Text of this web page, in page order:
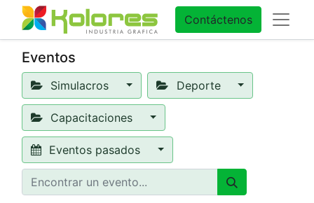
Contáctenos
Eventos
Simulacros Deporte
Capacitaciones
Eventos pasados